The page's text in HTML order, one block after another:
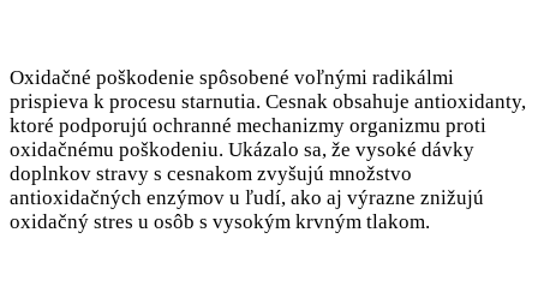
Oxidačné poškodenie spôsobené voľnými radikálmi
prispieva k procesu starnutia. Cesnak obsahuje antioxidanty,
ktoré podporujú ochranné mechanizmy organizmu proti
oxidačnému poškodeniu. Ukázalo sa, že vysoké dávky
doplnkov stravy s cesnakom zvyšujú množstvo
antioxidačných enzýmov u ľudí, ako aj výrazne znižujú
oxidačný stres u osôb s vysokým krvným tlakom.